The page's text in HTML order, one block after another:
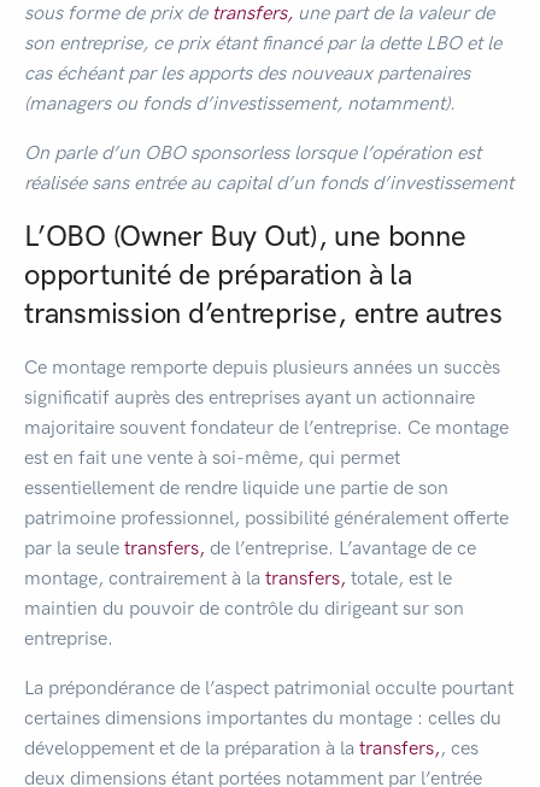
sous forme de prix de transfers, une part de la valeur de
son entreprise, ce prix étant financé par la dette LBO et le
cas échéant par les apports des nouveaux partenaires
(managers ou fonds d’investissement, notamment).
On parle d’un OBO sponsorless lorsque l’opération est
réalisée sans entrée au capital d’un fonds d’investissement
L’OBO (Owner Buy Out), une bonne
opportunité de préparation à la
transmission d’entreprise, entre autres
Ce montage remporte depuis plusieurs années un succès
significatif auprès des entreprises ayant un actionnaire
majoritaire souvent fondateur de l’entreprise. Ce montage
est en fait une vente à soi-même, qui permet
essentiellement de rendre liquide une partie de son
patrimoine professionnel, possibilité généralement offerte
par la seule transfers, de l’entreprise. L’avantage de ce
montage, contrairement à la transfers, totale, est le
maintien du pouvoir de contrôle du dirigeant sur son
entreprise.
La prépondérance de l’aspect patrimonial occulte pourtant
certaines dimensions importantes du montage : celles du
développement et de la préparation à la transfers,, ces
deux dimensions étant portées notamment par l’entrée